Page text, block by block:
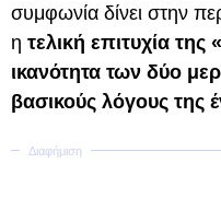
συμφωνία δίνει στην
η τελική επιτυχία
ικανότητα των δύο
βασικούς λόγους της